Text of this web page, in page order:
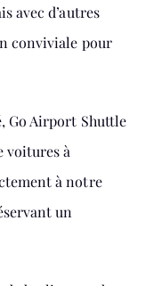
avec d’autres
conviviale pour
Go Airport Shuttle
voitures à
à notre
un